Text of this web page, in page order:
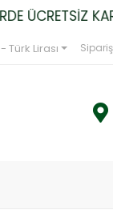
ÜCRETSİZ
- Türk Lirası